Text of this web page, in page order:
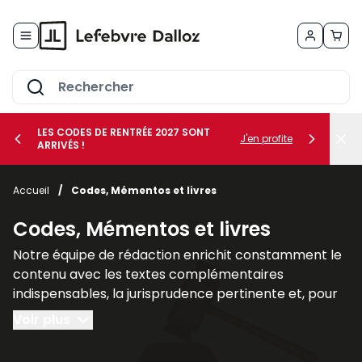
le sous-menu Vos métiers
le sous-menu Vos besoins
LES CODES DE RENTRÉE 2027 SONT
ARRIVÉS !
J'en profite
Accueil / Codes, Mémentos et livres
Codes, Mémentos et livres
Notre équipe de rédaction enrichit constamment le
contenu avec les textes complémentaires
indispensables, la jurisprudence pertinente et, pour
un nombre croissant de titres, des commentaires
explicatifs.